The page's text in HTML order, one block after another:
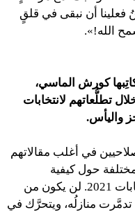
فعلينا أن نبقى في قلقٍ
الله!».
كورش الماسي،
تطلُّعاتهم لانتخابات
في أغلب مقالاتهم
حول كيفية
المشاركة، وتقديم مرشَّحين في انتخابات 2021. لن يكون من
تدمَّرت منازلُه، ويتحرَّك في